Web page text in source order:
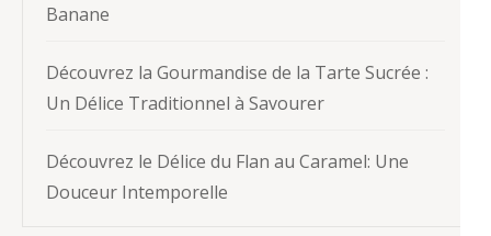
Banane
Découvrez la Gourmandise de la Tarte Sucrée :
Un Délice Traditionnel à Savourer
Découvrez le Délice du Flan au Caramel: Une
Douceur Intemporelle